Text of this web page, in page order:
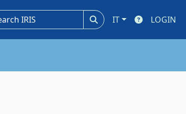
IT LOGIN